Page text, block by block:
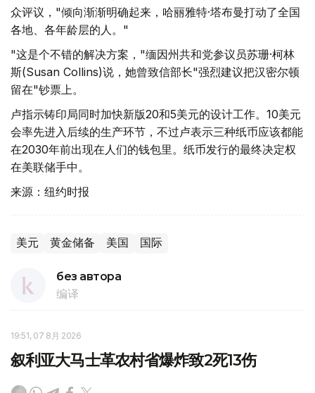
众评议，"倾向渐渐明确起来，哈丽雅特·塔布曼打动了全国
各地、各年龄层的人。"
"这是个不错的解决方案，"缅因州共和党参议员苏珊·柯林
斯(Susan Collins)说，她曾致信部长"强烈建议把汉密尔顿
留在"钞票上。
卢指示铸印局同时加快新版20和5美元的设计工作。10美元
会率先进入后续的生产环节，不过卢表示三种纸币应该都能
在2030年前出现在人们的钱包里。纸币发行的最终决定权
在美联储手中。
来源：纽约时报
美元 黄金储备 美国 国际
без автора
编译
19:51, 07 8月 2026
叙利亚大马士革农村省爆炸致2死13伤